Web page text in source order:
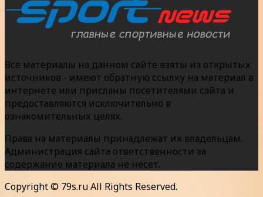
Все материалы на данном сайте взяты из открытых
источников - имеют обратную ссылку на материал в
интернете или присланы посетителями сайта и
предоставляются исключительно в
ознакомительных целях.
Права на материалы принадлежат их владельцам.
Администрация сайта ответственности за
содержание материала не несет.
Copyright © 79s.ru All Rights Reserved.